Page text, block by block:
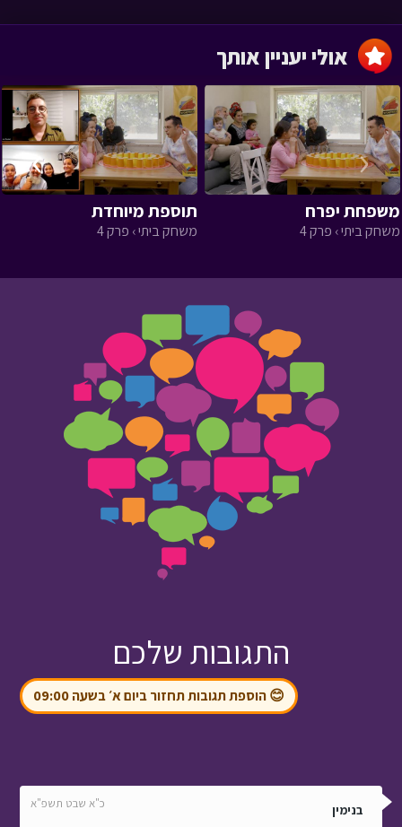
משפחת יפרח
משחק ביתי › פרק 4
תוספת מיוחדת
משחק ביתי › פרק 4
‹
›
התגובות שלכם
😊 הוספת תגובות תחזור ביום א׳ בשעה 09:00
בנימין כ"א שבט תשפ"א